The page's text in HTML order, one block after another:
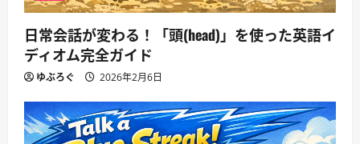
日常会話が変わる！「頭(head)」を使った英語イ
ディオム完全ガイド
ゆぶろぐ 2026年2月6日